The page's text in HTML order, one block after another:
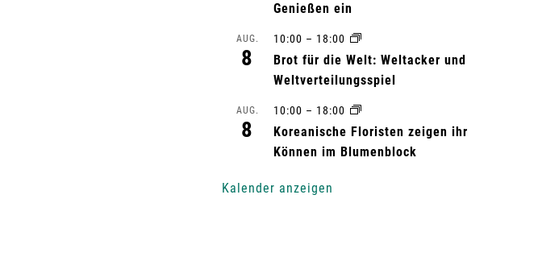
Genießen ein
AUG.
8
10:00 – 18:00
Brot für die Welt: Weltacker und
Weltverteilungsspiel
AUG.
8
10:00 – 18:00
Koreanische Floristen zeigen ihr
Können im Blumenblock
Kalender anzeigen